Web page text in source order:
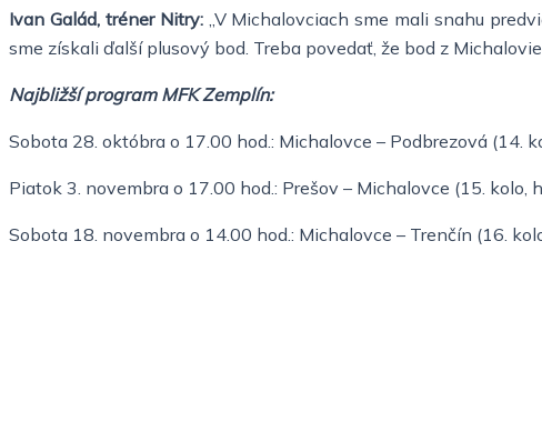
Ivan Galád, tréner Nitry:„V Michalovciach sme mali snahu
sme získali ďalší plusový bod. Treba povedať, že bod z
Najbližší program MFK Zemplín:
Sobota 28. októbra o 17.00 hod.: Michalovce – Podbrezová (14.
Piatok 3. novembra o 17.00 hod.: Prešov – Michalovce (15. kolo,
Sobota 18. novembra o 14.00 hod.: Michalovce – Trenčín (16.